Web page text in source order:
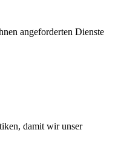
angeforderten Dienste
damit wir unser